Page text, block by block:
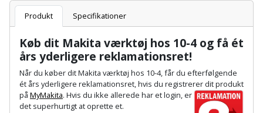
Terrassebrædder
Terrasseopklodsning
Tråd
byggeri
Reb
og
snor
Renseservietter
og
wipes
Kantlimertilbehør
Kap-
og
geringssav
Kerneboremaskine
Jagt
og
fritid
Jul
Kaffe
Produkt Specifikationer
Køb dit Makita værktøj hos 10-4 og få ét
års yderligere reklamationsret!
Når du køber dit Makita værktøj hos 10-4, får du efterfølgende
ét års yderligere reklamationsret, hvis du registrerer dit produkt
på MyMakita. Hvis du ikke allerede har et login, er
det superhurtigt at oprette et.